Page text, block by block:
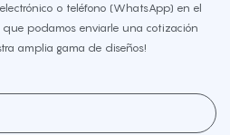
o teléfono (WhatsApp) en el
podamos enviarle una cotización
amplia gama de diseños!